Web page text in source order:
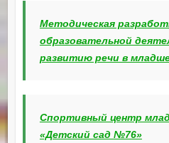
Методическая
образовательной
развитию речи в
Спортивный центр
«Детский сад №76»